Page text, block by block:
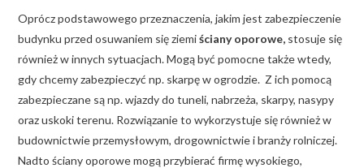
Oprócz podstawowego przeznaczenia, jakim jest zabezpieczenie
budynku przed osuwaniem się ziemiściany oporowe, stosuje się
również w innych sytuacjach. Mogą być pomocne także wtedy,
gdy chcemy zabezpieczyć np. skarpę w ogrodzie. Z ich pomocą
zabezpieczane są np. wjazdy do tuneli, nabrzeża, skarpy, nasypy
oraz uskoki terenu. Rozwiązanie to wykorzystuje się również w
budownictwie przemysłowym, drogownictwie i branży rolniczej.
Nadto ściany oporowe mogą przybierać firmę wysokiego,